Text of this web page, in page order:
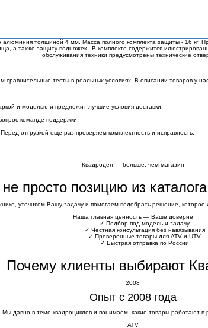
толщиной 4 мм. Масса полного комплекта защиты - 16
а также защиту подножек . В комплекте содержится
обслуживания техники предусмотрены технические
тесты в реальных условиях. В описании товаров у
и моделью и предложит лучшие условия доставки.
команде поддержки.
отгрузкой еще раз проверяем комплектность и исправность.
Квадродел — больше, чем магазин
просто позицию из
уточняем Вашу задачу и помогаем подобрать решение, которое
Наша главная ценность — Ваше доверие
✓ Подбор под модель и задачу
✓ Честная консультация без навязывания
✓ Проверенные товары для ATV и UTV
✓ Быстрая отправка по России
Почему клиенты выбирают
2008
Опыт с 2008 года
Мы давно в теме квадроциклов и понимаем, какие товары работают в
ATV